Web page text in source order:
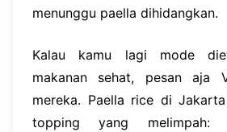
menunggu paella dihidangkan.
Kalau kamu lagi mode
makanan sehat, pesan aja
mereka. Paella rice di
topping yang melimpah: